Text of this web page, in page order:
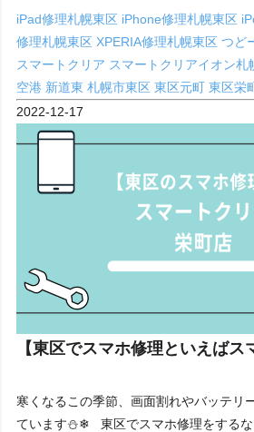
iPad修理札幌東区 iPhone修理札幌東区
修理札幌東区XPERIA修理札幌東区つど
スマートクリア スマートクリアイオン札
空港 新道東札幌市東区東区元町東区栄
2022-12-17
【東区でスマホ修理といえばス
寒くなるこの季節、画面割れやバッテリ
ています⛄❄ 東区でスマホ修理をする